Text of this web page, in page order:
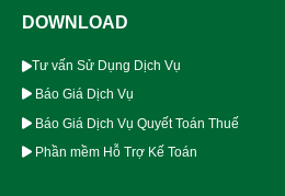
DOWNLOAD
Tư vấn Sử Dụng Dịch Vụ
Báo Giá Dịch Vụ
Báo Giá Dịch Vụ Quyết Toán Thuế
Phần mềm Hỗ Trợ Kế Toán